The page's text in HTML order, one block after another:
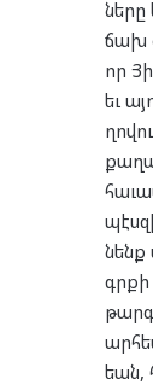
ճախ
որ
եւ
նենք
եան,